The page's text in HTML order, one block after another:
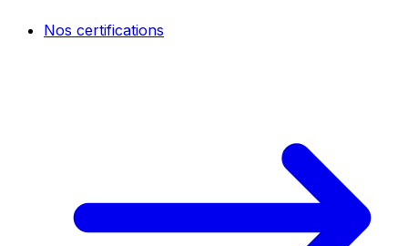
Nos certifications